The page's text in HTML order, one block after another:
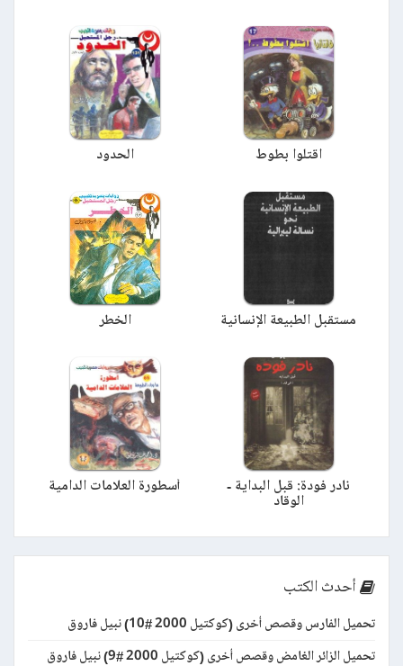
اقتلوا بطوط الحدود
مستقبل الطبيعة الإنسانية الخطر
نادر فودة: قبل البداية -
الوقاد
أسطورة العلامات الدامية
أحدث الكتب
تحميل الفارس وقصص أخرى (كوكتيل 2000 #10) نبيل فاروق
تحميل الزائر الغامض وقصص أخرى (كوكتيل 2000 #9) نبيل فاروق